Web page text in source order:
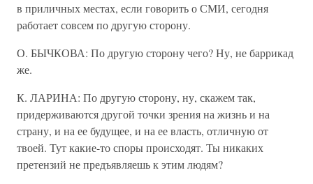
в приличных местах, если говорить о СМИ, сегодня
работает совсем по другую сторону.
О. БЫЧКОВА: По другую сторону чего? Ну, не баррикад
же.
К. ЛАРИНА: По другую сторону, ну, скажем так,
придерживаются другой точки зрения на жизнь и на
страну, и на ее будущее, и на ее власть, отличную от
твоей. Тут какие-то споры происходят. Ты никаких
претензий не предъявляешь к этим людям?